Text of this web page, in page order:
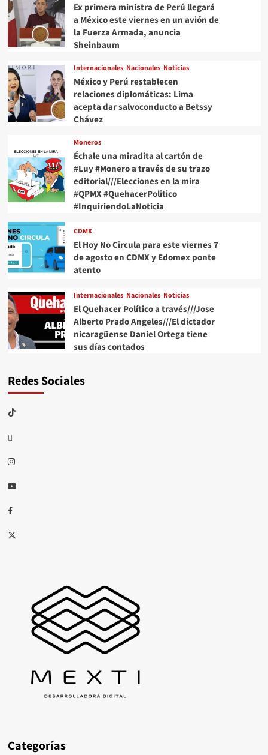
Ex primera ministra de Perú llegará
a México este viernes en un avión de
la Fuerza Armada, anuncia
Sheinbaum
Internacionales Nacionales Noticias
México y Perú restablecen
relaciones diplomáticas: Lima
acepta dar salvoconducto a Betssy
Chávez
Moneros
Échale una miradita al cartón de
#Luy #Monero a través de su trazo
editorial///Elecciones en la mira
#QPMX #QuehacerPolitico
#InquiriendoLaNoticia
CDMX
El Hoy No Circula para este viernes 7
de agosto en CDMX y Edomex ponte
atento
Internacionales Nacionales Noticias
El Quehacer Político a través///Jose
Alberto Prado Angeles///El dictador
nicaragüense Daniel Ortega tiene
sus días contados
Redes Sociales
TikTok
threads
Instagram
Youtube
Facebook
X
Categorías